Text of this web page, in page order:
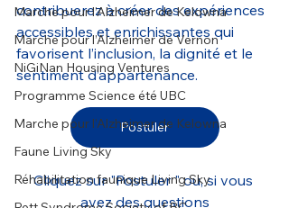
Marche pour l’Alzheimer de Kelowna
Marche pour l’Alzheimer de Vernon
NiGiNan Housing Ventures
Programme Science été UBC
Marche pour l’Alzheimer de Kelowna
Faune Living Sky
Réhabilitation faunique Living Sky
contribuerez à créer des expériences
accessibles et enrichissantes qui
favorisent l’inclusion, la dignité et le
sentiment d’appartenance.
Postuler
Cliquez sur "Postuler " ou, si vous
avez des questions